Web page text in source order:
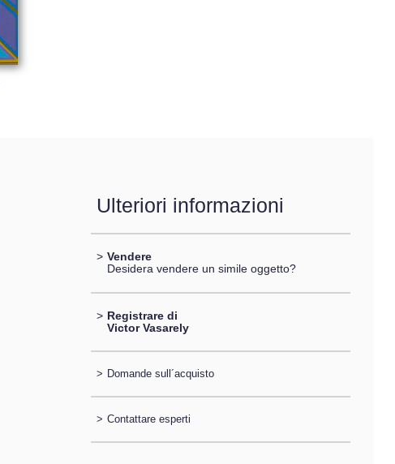
Ulteriori informazioni
> Vendere
Desidera vendere un simile oggetto?
> Registrare di
Victor Vasarely
> Domande sull´acquisto
> Contattare esperti